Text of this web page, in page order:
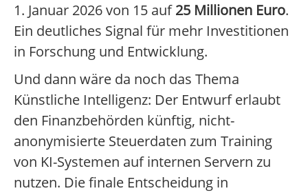
1. Januar 2026 von 15 auf25 Millionen Euro.
Ein deutliches Signal für mehr Investitionen
in Forschung und Entwicklung.
Und dann wäre da noch das Thema
Künstliche Intelligenz: Der Entwurf erlaubt
den Finanzbehörden künftig, nicht-
anonymisierte Steuerdaten zum Training
von KI-Systemen auf internen Servern zu
nutzen. Die finale Entscheidung in